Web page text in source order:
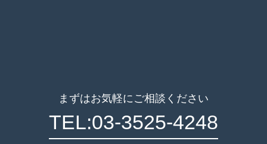
まずはお気軽にご相談ください
TEL:03-3525-4248